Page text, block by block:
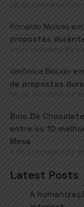
26 DE NOVEMBRO DE
Ronaldo Moises em
propostas
31 DE OUTUBRO DE
Verônica Bicudo em
de propostas
30 DE OUTUBRO DE
Bolo De Chocolate
entre os 10
Mesa
3 DE SETEMBRO DE
Latest Posts
A